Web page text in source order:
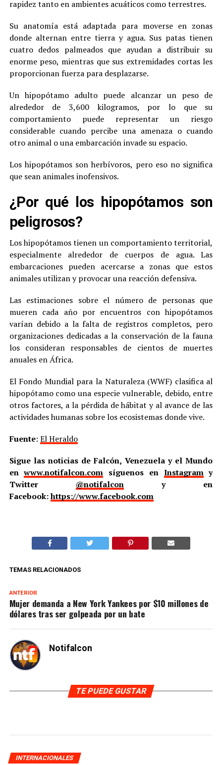
rapidez tanto en ambientes acuáticos como terrestres.
Su anatomía está adaptada para moverse en zonas
donde alternan entre tierra y agua. Sus patas tienen
cuatro dedos palmeados que ayudan a distribuir su
enorme peso, mientras que sus extremidades cortas les
proporcionan fuerza para desplazarse.
Un hipopótamo adulto puede alcanzar un peso de
alrededor de 3,600 kilogramos, por lo que su
comportamiento puede representar un riesgo
considerable cuando percibe una amenaza o cuando
otro animal o una embarcación invade su espacio.
Los hipopótamos son herbívoros, pero eso no significa
que sean animales inofensivos.
¿Por qué los hipopótamos son
peligrosos?
Los hipopótamos tienen un comportamiento territorial,
especialmente alrededor de cuerpos de agua. Las
embarcaciones pueden acercarse a zonas que estos
animales utilizan y provocar una reacción defensiva.
Las estimaciones sobre el número de personas que
mueren cada año por encuentros con hipopótamos
varían debido a la falta de registros completos, pero
organizaciones dedicadas a la conservación de la fauna
los consideran responsables de cientos de muertes
anuales en África.
El Fondo Mundial para la Naturaleza (WWF) clasifica al
hipopótamo como una especie vulnerable, debido, entre
otros factores, a la pérdida de hábitat y al avance de las
actividades humanas sobre los ecosistemas donde vive.
Fuente: El Heraldo
Sigue las noticias de Falcón, Venezuela y el Mundo
enwww.notifalcon.com síguenos en Instagramy
Twitter @notifalcony en
Facebook:https://www.facebook.com
TEMAS RELACIONADOS
ANTERIOR
Mujer demanda a New York Yankees por $10 millones de
dólares tras ser golpeada por un bate
Notifalcon
TE PUEDE GUSTAR
INTERNACIONALES